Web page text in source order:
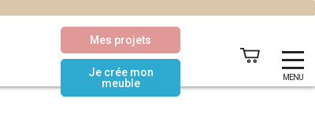
MENU
Mes projets
Je crée mon
meuble